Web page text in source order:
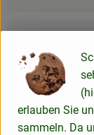
Herkunft
erlauben Sie
sammeln. Da